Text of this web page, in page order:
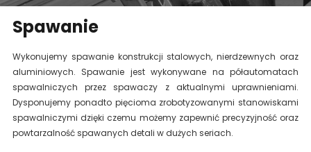
Spawanie
Wykonujemy spawanie konstrukcji stalowych, nierdzewnych oraz
aluminiowych. Spawanie jest wykonywane na półautomatach
spawalniczych przez spawaczy z aktualnymi uprawnieniami.
Dysponujemy ponadto pięcioma zrobotyzowanymi stanowiskami
spawalniczymi dzięki czemu możemy zapewnić precyzyjność oraz
powtarzalność spawanych detali w dużych seriach.